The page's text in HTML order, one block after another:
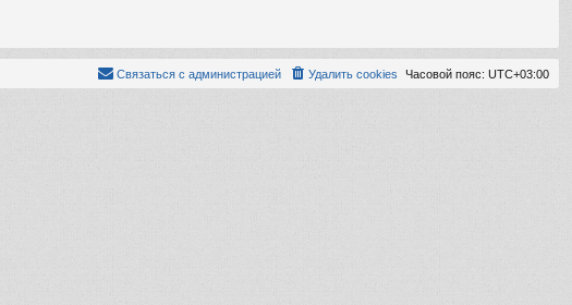
Часовой пояс: UTC+03:00
Удалить cookies
Связаться с администрацией